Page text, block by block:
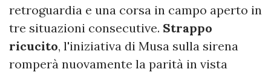
retroguardia e una corsa in campo aperto in
tre situazioni consecutive. Strappo
ricucito, l'iniziativa di Musa sulla sirena
romperà nuovamente la parità in vista